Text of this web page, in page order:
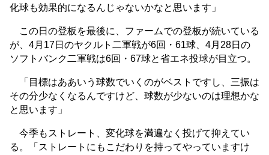
化球も効果的になるんじゃないかなと思います」
この日の登板を最後に、ファームでの登板が続いている
が、4月17日のヤクルト二軍戦が6回・61球、4月28日の
ソフトバンク二軍戦は6回・67球と省エネ投球が目立つ。
「目標はああいう球数でいくのがベストですし、三振は
その分少なくなるんですけど、球数が少ないのは理想かな
と思います」
今季もストレート、変化球を満遍なく投げて抑えてい
る。「ストレートにもこだわりを持ってやっていますけ